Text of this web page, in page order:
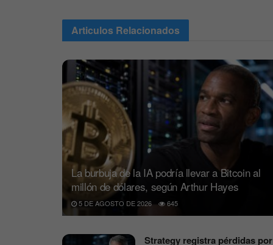
Articulos Relacionados
La burbuja de la IA podría llevar a Bitcoin al
millón de dólares, según Arthur Hayes
5 DE AGOSTO DE 2026 645
Strategy registra pérdidas por